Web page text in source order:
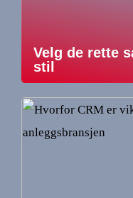
Velg de rette
stil